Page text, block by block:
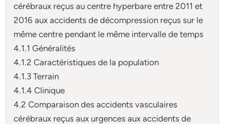
cérébraux reçus au centre hyperbare entre 2011 et
2016 aux accidents de décompression reçus sur le
même centre pendant le même intervalle de temps
4.1.1 Généralités
4.1.2 Caractéristiques de la population
4.1.3 Terrain
4.1.4 Clinique
4.2 Comparaison des accidents vasculaires
cérébraux reçus aux urgences aux accidents de